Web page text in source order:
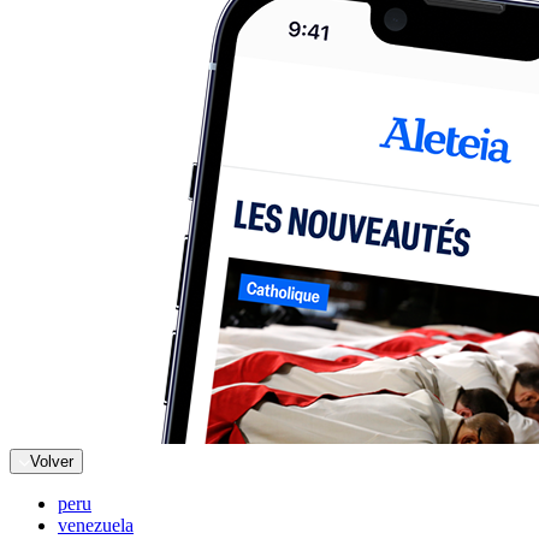
Volver
peru
venezuela